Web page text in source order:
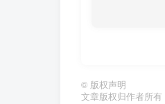
© 版权声明
文章版权归作者所有